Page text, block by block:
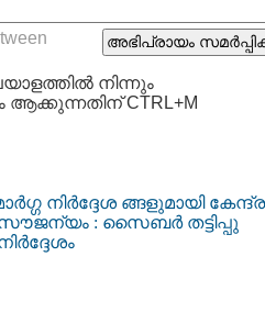
നിന്നും
ആക്കുന്നതിന് CTRL+M
നിര്‍ദ്ദേശ ങ്ങളുമായി
: സൈബര്‍ തട്ടിപ്പു